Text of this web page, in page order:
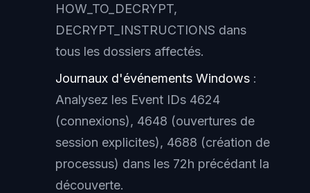
HOW_TO_DECRYPT,
DECRYPT_INSTRUCTIONS dans
tous les dossiers affectés.
Journaux d'événements Windows :
Analysez les Event IDs 4624
(connexions), 4648 (ouvertures de
session explicites), 4688 (création de
processus) dans les 72h précédant la
découverte.